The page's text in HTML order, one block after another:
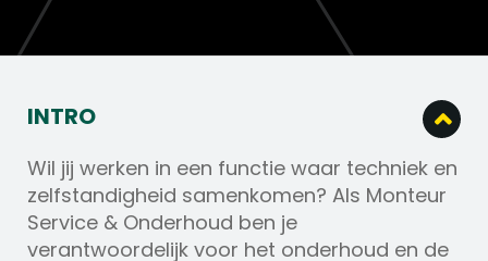
INTRO
Wil jij werken in een functie waar techniek en
zelfstandigheid samenkomen? Als Monteur
Service & Onderhoud ben je
verantwoordelijk voor het onderhoud en de